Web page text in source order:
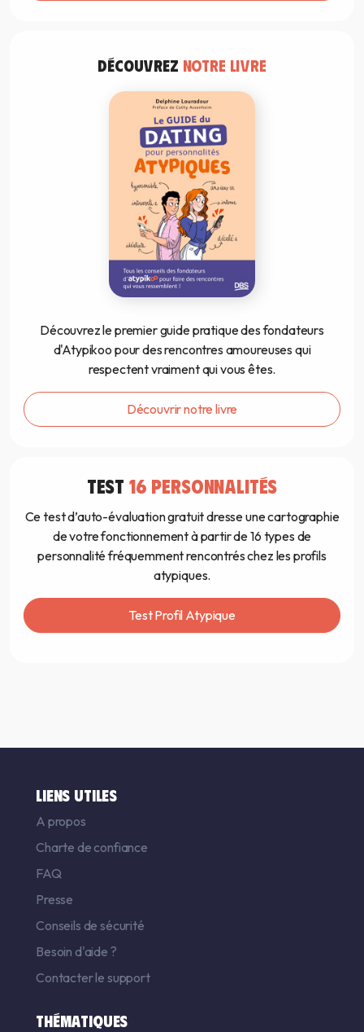
DÉCOUVREZ NOTRE LIVRE
Découvrez le premier guide pratique des fondateurs
d'Atypikoo pour des rencontres amoureuses qui
respectent vraiment qui vous êtes.
Découvrir notre livre
TEST 16 PERSONNALITÉS
Ce test d’auto-évaluation gratuit dresse une cartographie
de votre fonctionnement à partir de 16 types de
personnalité fréquemment rencontrés chez les profils
atypiques.
Test Profil Atypique
LIENS UTILES
A propos
Charte de confiance
FAQ
Presse
Conseils de sécurité
Besoin d'aide ?
Contacter le support
THÉMATIQUES